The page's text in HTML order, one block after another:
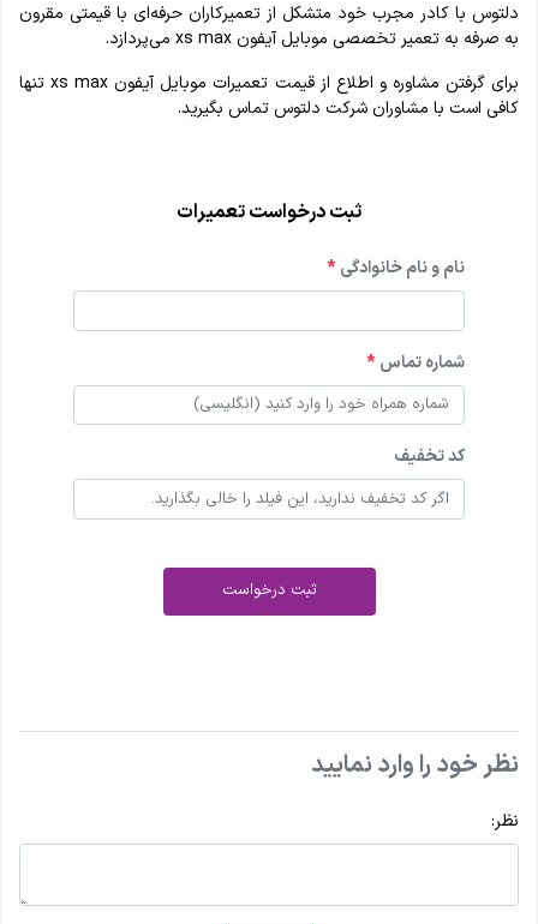
دلتوس با کادر مجرب خود متشکل از تعمیرکاران حرفه‌ای با قیمتی مقرون
به صرفه به تعمیر تخصصی موبایل آیفون xs max می‌پردازد.
برای گرفتن مشاوره و اطلاع از قیمت تعمیرات موبایل آیفون xs max تنها
کافی است با مشاوران شرکت دلتوس تماس بگیرید.
ثبت درخواست تعمیرات
نام و نام خانوادگی *
شماره تماس *
کد تخفیف
ثبت درخواست
نظر خود را وارد نمایید
نظر: